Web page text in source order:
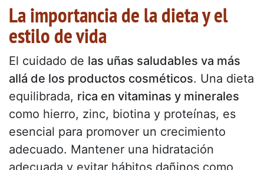
La importancia de la dieta y el
estilo de vida
El cuidado de las uñas saludables va más
allá de los productos cosméticos. Una dieta
equilibrada, rica en vitaminas y minerales
como hierro, zinc, biotina y proteínas, es
esencial para promover un crecimiento
adecuado. Mantener una hidratación
adecuada y evitar hábitos dañinos como